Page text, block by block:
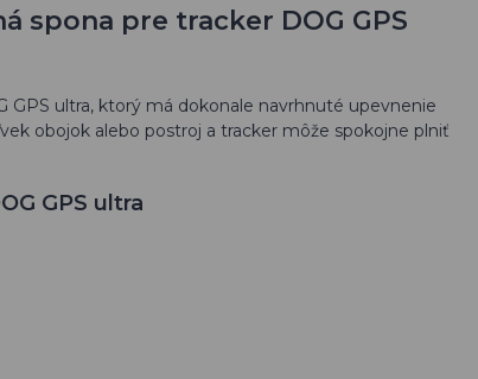
spona pre tracker DOG GPS
GPS ultra, ktorý má dokonale navrhnuté upevnenie
obojok alebo postroj a tracker môže spokojne plniť
GPS ultra